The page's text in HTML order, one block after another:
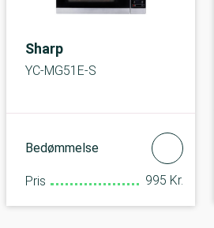
Sharp
YC-MG51E-S
Bedømmelse
Pris 995 Kr.